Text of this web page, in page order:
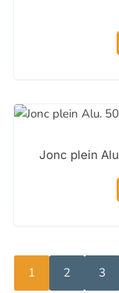
Jonc plein
1 2 3